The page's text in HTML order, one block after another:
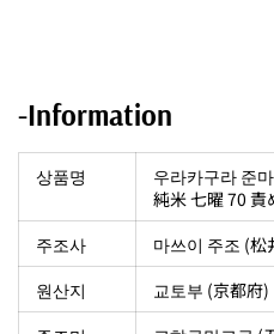
-Information
상품명
우라카구라 준
純米 七曜 70 責
주조사
마쓰이 주조 (松
원산지
교토부 (京都府)